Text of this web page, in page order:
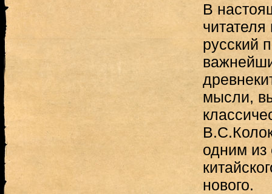
В
русский
мысли,
одним из
нового.